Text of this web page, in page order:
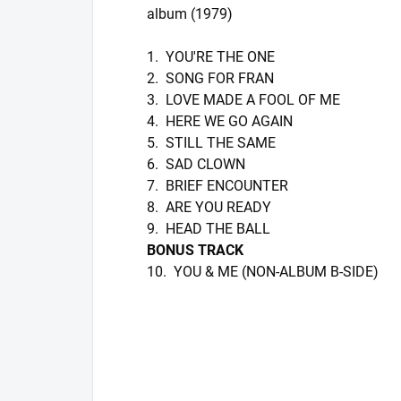
album (1979)
1. YOU'RE THE ONE
2. SONG FOR FRAN
3. LOVE MADE A FOOL OF ME
4. HERE WE GO AGAIN
5. STILL THE SAME
6. SAD CLOWN
7. BRIEF ENCOUNTER
8. ARE YOU READY
9. HEAD THE BALL
BONUS TRACK
10. YOU & ME (NON-ALBUM B-SIDE)